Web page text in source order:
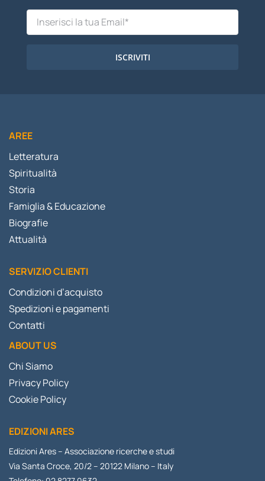
ISCRIVITI
AREE
Letteratura
Spiritualità
Storia
Famiglia & Educazione
Biografie
Attualità
SERVIZIO CLIENTI
Condizioni d’acquisto
Spedizioni e pagamenti
Contatti
ABOUT US
Chi Siamo
Privacy Policy
Cookie Policy
EDIZIONI ARES
Edizioni Ares – Associazione ricerche e studi
Via Santa Croce, 20/2 – 20122 Milano – Italy